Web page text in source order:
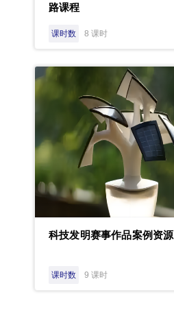
路课程
课时数 8 课时
科技发明赛事作品案例资源
课时数 9 课时